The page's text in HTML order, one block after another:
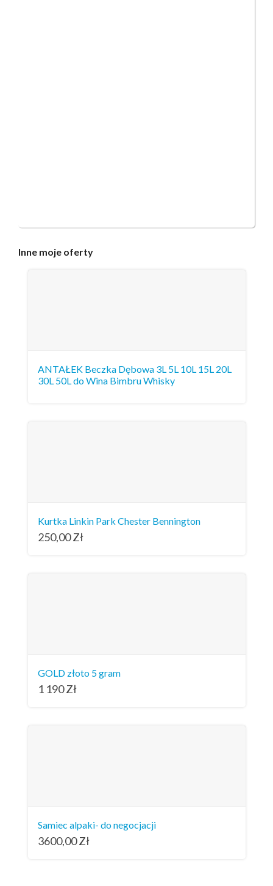
Inne moje oferty
ANTAŁEK Beczka Dębowa 3L 5L 10L 15L 20L
30L 50L do Wina Bimbru Whisky
Kurtka Linkin Park Chester Bennington
250,00Zł
GOLD złoto 5 gram
1 190Zł
Samiec alpaki- do negocjacji
3600,00Zł